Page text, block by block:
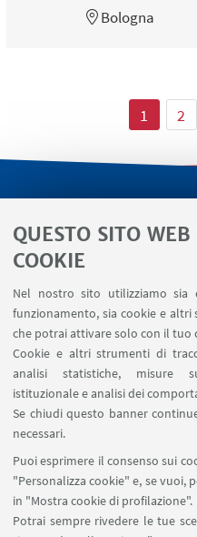
QUESTO SITO
COOKIE
Nel nostro sito utilizziamo sia
funzionamento, sia cookie e
che potrai attivare solo con il tuo
Cookie e altri strumenti di
analisi statistiche, misure
istituzionale e analisi dei
Se chiudi questo banner
necessari.
Puoi esprimere il consenso sui
"Personalizza cookie" e, se vuoi,
in "Mostra cookie di profilazione".
Potrai sempre rivedere le tue
Bologna
1 2
SEGUI IL
SEGUI